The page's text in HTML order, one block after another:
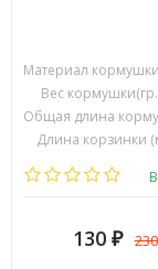
Материал
Вес
Длина корзинки
Диаметр корзинки
130 ₽